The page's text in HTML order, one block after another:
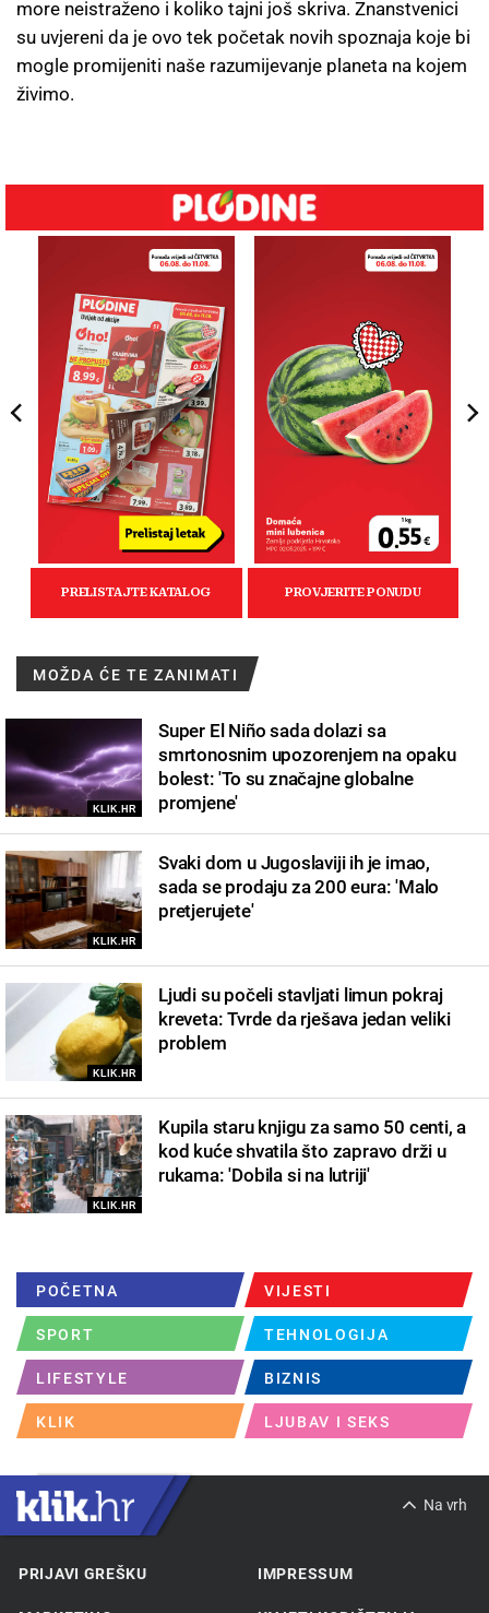
more neistraženo i koliko tajni još skriva. Znanstvenici
su uvjereni da je ovo tek početak novih spoznaja koje bi
mogle promijeniti naše razumijevanje planeta na kojem
živimo.
MOŽDA ĆE TE ZANIMATI
KLIK.HR
Super El Niño sada dolazi sa
smrtonosnim upozorenjem na opaku
bolest: 'To su značajne globalne
promjene'
KLIK.HR
Svaki dom u Jugoslaviji ih je imao,
sada se prodaju za 200 eura: 'Malo
pretjerujete'
KLIK.HR
Ljudi su počeli stavljati limun pokraj
kreveta: Tvrde da rješava jedan veliki
problem
KLIK.HR
Kupila staru knjigu za samo 50 centi, a
kod kuće shvatila što zapravo drži u
rukama: 'Dobila si na lutriji'
POČETNA VIJESTI
SPORT TEHNOLOGIJA
LIFESTYLE BIZNIS
KLIK LJUBAV I SEKS
Na vrh
PRIJAVI GREŠKU IMPRESSUM